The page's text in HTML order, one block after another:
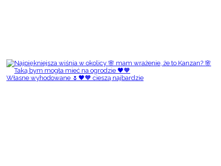
Własne wyhodowane 🌷🖤🧡 cieszą najbardzie